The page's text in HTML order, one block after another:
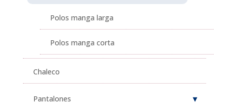
Polos manga larga
Polos manga corta
Chaleco
Pantalones